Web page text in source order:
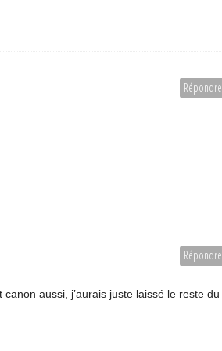
Répondre
Répondre
aussi, j’aurais juste laissé le reste du